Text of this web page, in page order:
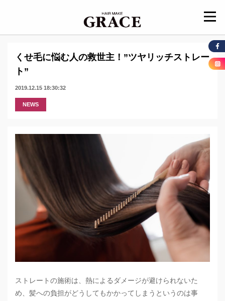
くせ毛に悩む人の救世主！”ツヤリッチストレー
ト”
2019.12.15 18:30:32
NEWS
ストレートの施術は、熱によるダメージが避けられないた
め、髪への負担がどうしてもかかってしまうというのは事